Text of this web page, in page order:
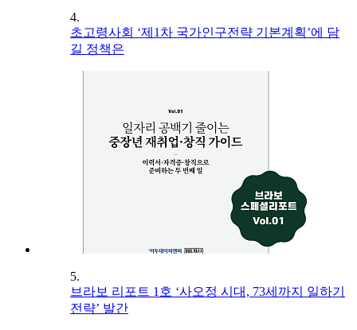
4.
초고령사회 ‘제1차 국가인구전략 기본계획’에 담
길 정책은
5.
브라보 리포트 1호 ‘사오정 시대, 73세까지 일하기
전략’ 발간